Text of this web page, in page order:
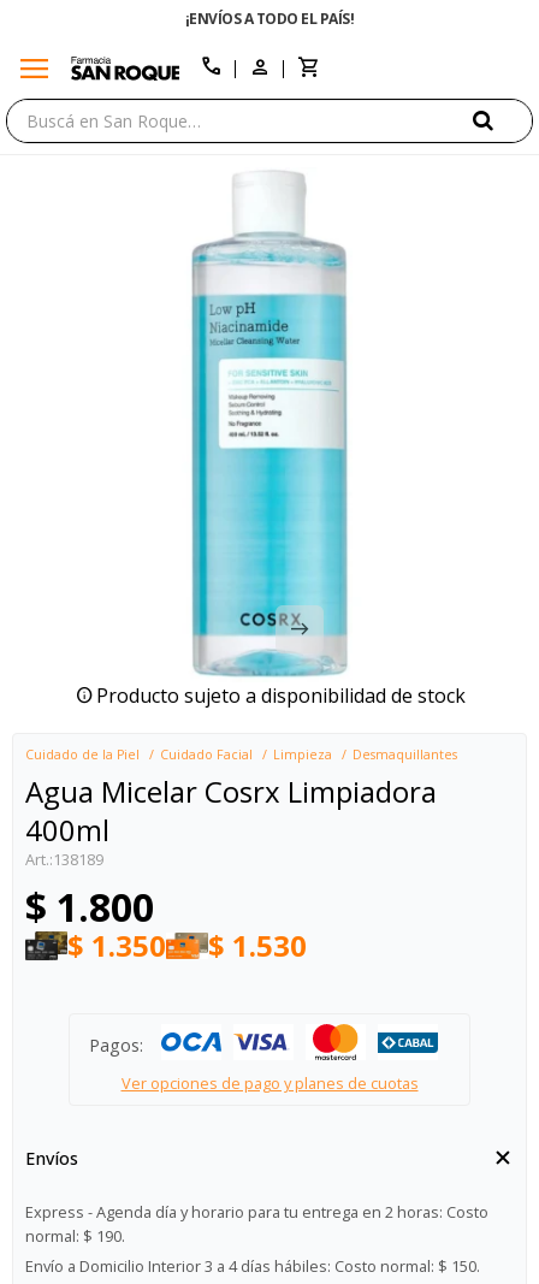
¡ENVÍOS A TODO EL PAÍS!
menu call
Producto sujeto a disponibilidad de stock
Cuidado de la Piel Cuidado Facial Limpieza Desmaquillantes
Agua Micelar Cosrx Limpiadora
400ml
138189
$ 1.800
$ 1.350 $ 1.530
Pagos:
Ver opciones de pago y planes de cuotas
Envíos
Express - Agenda día y horario para tu entrega en 2 horas: Costo
normal: $ 190.
Envío a Domicilio Interior 3 a 4 días hábiles: Costo normal: $ 150.
close